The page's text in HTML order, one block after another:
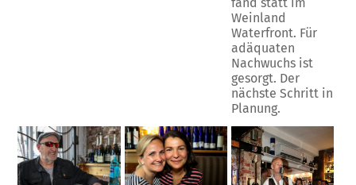
fand statt im
Weinland
Waterfront. Für
adäquaten
Nachwuchs ist
gesorgt. Der
nächste Schritt in
Planung.